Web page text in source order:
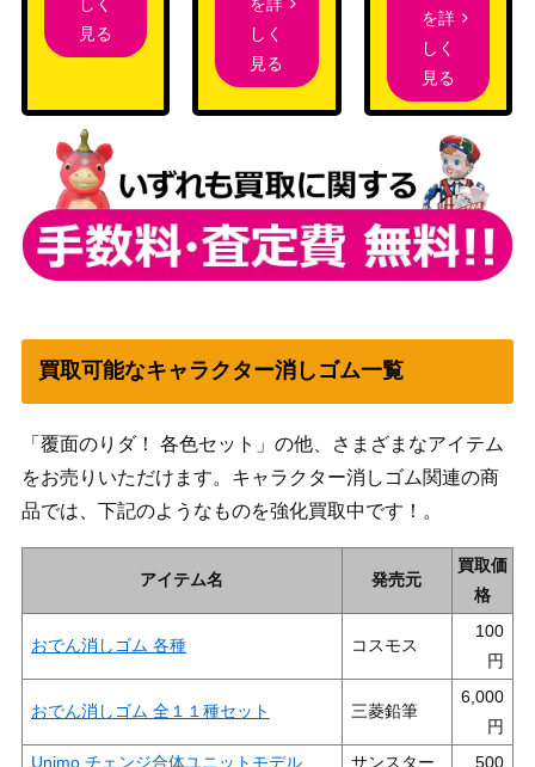
見る
しく
見る
を詳
しく
見る
買取可能なキャラクター消しゴム一覧
「覆面のりダ！ 各色セット」の他、さまざまなアイテム
をお売りいただけます。キャラクター消しゴム関連の商
品では、下記のようなものを強化買取中です！。
アイテム名 発売元
買取価
格
おでん消しゴム 各種 コスモス
100
おでん消しゴム 全１１種セット 三菱鉛筆
6,000
Unimo チェンジ合体ユニットモデル
サンスター
500